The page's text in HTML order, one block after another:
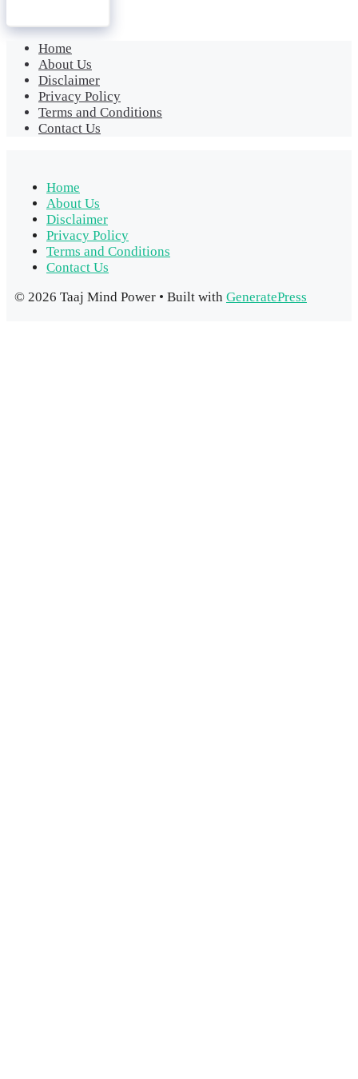
Home
About Us
Disclaimer
Privacy Policy
Terms and Conditions
Contact Us
Home
About Us
Disclaimer
Privacy Policy
Terms and Conditions
Contact Us
© 2026 Taaj Mind Power • Built with GeneratePress